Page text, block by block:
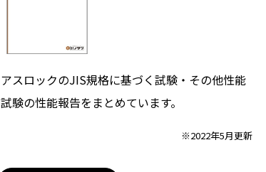
アスロックのJIS規格に基づく試験・その他性能
試験の性能報告をまとめています。
※2022年5月更新